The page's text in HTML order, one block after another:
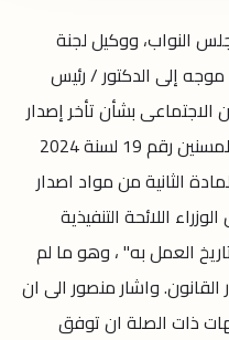
النواب، ووكيل لجنة
إلى الدكتور / رئيس
الاجتماعى بشأن تأخر إصدار
اللائحة التنفيذية لقانون رعاية حقوق المسنين رقم 19 لسنة 2024
، حيث نصت المادة الثانية من مواد اصدار
اللائحة التنفيذية
العمل به" ، وهو ما لم
واشار منصور الى ان
ذات الصلة ان توفق